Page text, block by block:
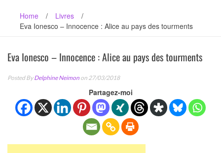
Home / Livres
/
Eva Ionesco – Innocence : Alice au pays des tourments
Eva Ionesco – Innocence : Alice au pays des tourments
Posted ByDelphine Neimon on 27/03/2018
Partagez-moi